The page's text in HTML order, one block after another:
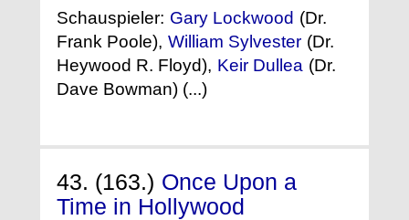
Schauspieler: Gary Lockwood (Dr.
Frank Poole), William Sylvester (Dr.
Heywood R. Floyd), Keir Dullea (Dr.
Dave Bowman) (...)
43. (163.) Once Upon a
Time in Hollywood